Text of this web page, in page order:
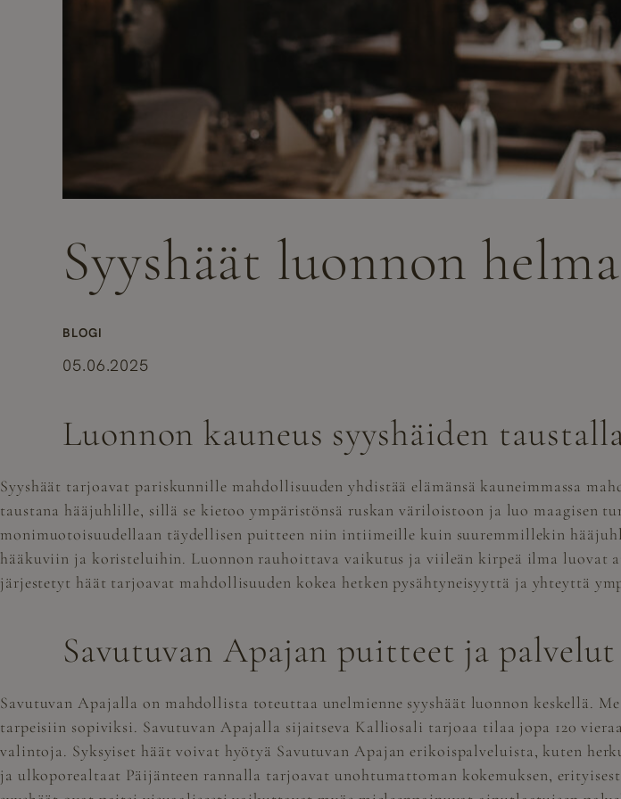
Syyshäät luonnon
BLOGI
05.06.2025
Luonnon kauneus syyshäiden
Syyshäät tarjoavat pariskunnille mahdollisuuden yhdistää elämänsä kauneimmassa
taustana hääjuhlille, sillä se kietoo ympäristönsä ruskan väriloistoon ja luo maagisen
monimuotoisuudellaan täydellisen puitteen niin intiimeille kuin suuremmillekin
hääkuviin ja koristeluihin. Luonnon rauhoittava vaikutus ja viileän kirpeä ilma luovat
järjestetyt häät tarjoavat mahdollisuuden kokea hetken pysähtyneisyyttä ja yhteyttä
Savutuvan Apajan puitteet ja palvelut
Savutuvan Apajalla on mahdollista toteuttaa unelmienne syyshäät luonnon keskellä.
tarpeisiin sopiviksi. Savutuvan Apajalla sijaitseva Kalliosali tarjoaa tilaa jopa 120
valintoja. Syksyiset häät voivat hyötyä Savutuvan Apajan erikoispalveluista, kuten
ja ulkoporealtaat Päijänteen rannalla tarjoavat unohtumattoman kokemuksen,